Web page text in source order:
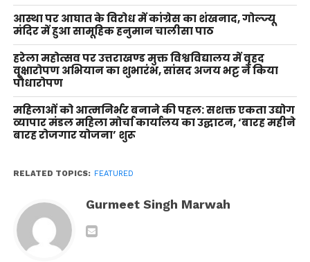
आस्था पर आघात के विरोध में कांग्रेस का शंखनाद, गोल्ज्यू
मंदिर में हुआ सामूहिक हनुमान चालीसा पाठ
हरेला महोत्सव पर उत्तराखण्ड मुक्त विश्वविद्यालय में वृहद
वृक्षारोपण अभियान का शुभारंभ, सांसद अजय भट्ट ने किया
पौधारोपण
महिलाओं को आत्मनिर्भर बनाने की पहल: सशक्त एकता उद्योग
व्यापार मंडल महिला मोर्चा कार्यालय का उद्घाटन, ‘बारह महीने
बारह रोजगार योजना’ शुरू
RELATED TOPICS: FEATURED
Gurmeet Singh Marwah